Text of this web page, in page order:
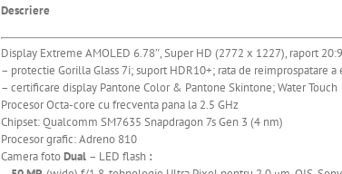
Descriere
Display Extreme AMOLED 6.78″, Super HD (2772 x 1227), raport
– protectie Gorilla Glass 7i; suport HDR10+; rata de reimprospatare
– certificare display Pantone Color & Pantone Skintone; Water Touch
Procesor Octa-core cu frecventa pana la 2.5 GHz
Chipset: Qualcomm SM7635 Snapdragon 7s Gen 3 (4 nm)
Procesor grafic: Adreno 810
CamerafotoDual – LED flash :